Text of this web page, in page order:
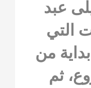
عبد
التي
من
ثم